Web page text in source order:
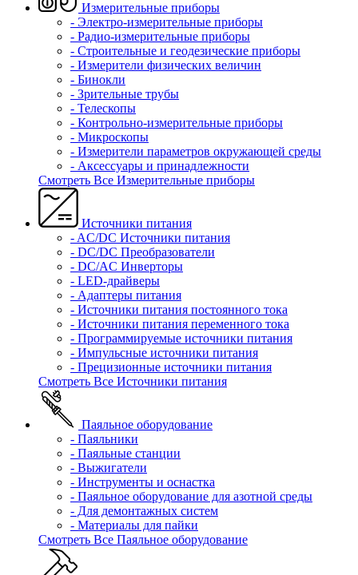
Измерительные приборы
- Электро-измерительные приборы
- Радио-измерительные приборы
- Строительные и геодезические приборы
- Измерители физических величин
- Бинокли
- Зрительные трубы
- Телескопы
- Контрольно-измерительные приборы
- Микроскопы
- Измерители параметров окружающей среды
- Аксессуары и принадлежности
Смотреть Все Измерительные приборы
Источники питания
- AC/DC Источники питания
- DC/DC Преобразователи
- DC/AC Инверторы
- LED-драйверы
- Адаптеры питания
- Источники питания постоянного тока
- Источники питания переменного тока
- Программируемые источники питания
- Импульсные источники питания
- Прецизионные источники питания
Смотреть Все Источники питания
Паяльное оборудование
- Паяльники
- Паяльные станции
- Выжигатели
- Инструменты и оснастка
- Паяльное оборудование для азотной среды
- Для демонтажных систем
- Материалы для пайки
Смотреть Все Паяльное оборудование